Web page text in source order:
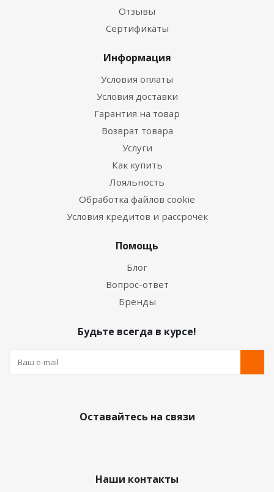
Отзывы
Сертификаты
Информация
Условия оплаты
Условия доставки
Гарантия на товар
Возврат товара
Услуги
Как купить
Лояльность
Обработка файлов cookie
Условия кредитов и рассрочек
Помощь
Блог
Вопрос-ответ
Бренды
Будьте всегда в курсе!
Оставайтесь на связи
Наши контакты